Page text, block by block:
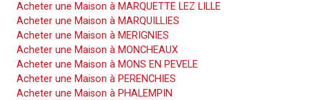
Acheter une Maison à MARQUETTE LEZ LILLE
Acheter une Maison à MARQUILLIES
Acheter une Maison à MERIGNIES
Acheter une Maison à MONCHEAUX
Acheter une Maison à MONS EN PEVELE
Acheter une Maison à PERENCHIES
Acheter une Maison à PHALEMPIN